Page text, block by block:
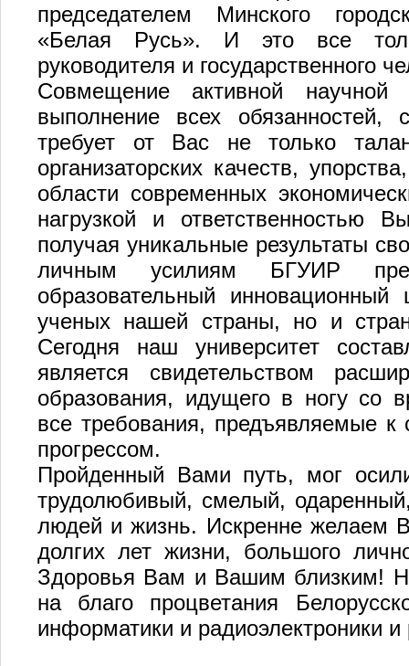
председателем Минского
«Белая Русь». И это все
руководителя и государственного
Совмещение активной научной
выполнение всех обязанностей,
требует от Вас не только
организаторских качеств,
области современных
нагрузкой и ответственностью
получая уникальные результаты
личным усилиям БГУИР
образовательный
ученых нашей страны, но и
Сегодня наш университет
является свидетельством
образования, идущего в ногу со
все требования, предъявляемые к
прогрессом.
Пройденный Вами путь, мог
трудолюбивый, смелый,
людей и жизнь. Искренне желаем
долгих лет жизни, большого
Здоровья Вам и Вашим близким!
на благо процветания
информатики и радиоэлектроники